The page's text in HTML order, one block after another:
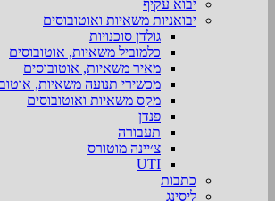
יבוא עקיף
יבואניות משאיות ואוטובוסים
גולדן סוכנויות
כלמוביל משאיות, אוטובוסים
מאיר משאיות, אוטובוסים
מכשירי תנועה משאיות,
מקס משאיות ואוטובוסים
פנדן
תעבורה
צ׳יינה מוטורס
UTI
כתבות
ליסינג